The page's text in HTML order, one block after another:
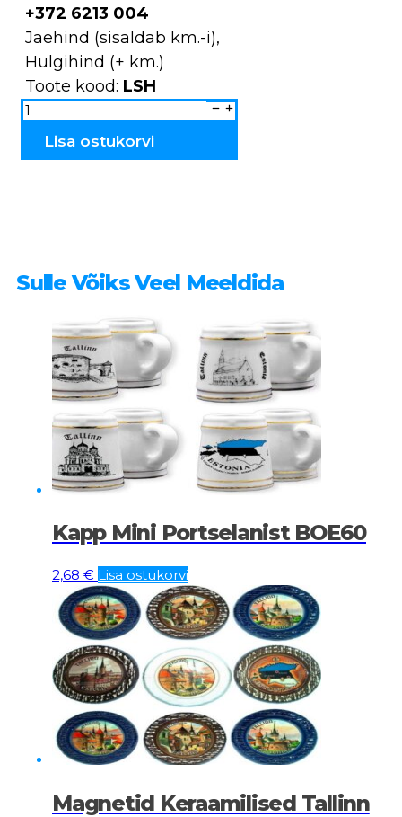
+372 6213 004
Jaehind (sisaldab km.-i),
Hulgihind (+ km.)
Toote kood: LSH
Salvrätihoidja
``Saaremaa``
LSH
Lisa ostukorvi
Sulle Võiks Veel Meeldida
Kapp Mini Portselanist BOE60
2,68 € Lisa ostukorvi
Magnetid Keraamilised Tallinn